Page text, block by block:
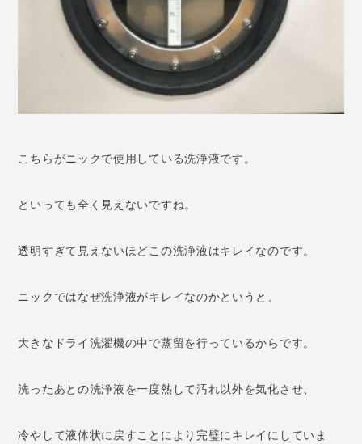
こちらがニックで使用している洗浄液です。
といっても全く見えないですね。
透明すぎて見えないほどこの洗浄液はキレイなのです。
ニックではなぜ洗浄液がキレイなのかというと、
大きなドライ洗濯機の中で蒸留を行っているからです。
洗ったあとの洗浄液を一度熱して汚れ以外を気化させ、
冷やして液体状に戻すことにより完璧にキレイにしていま